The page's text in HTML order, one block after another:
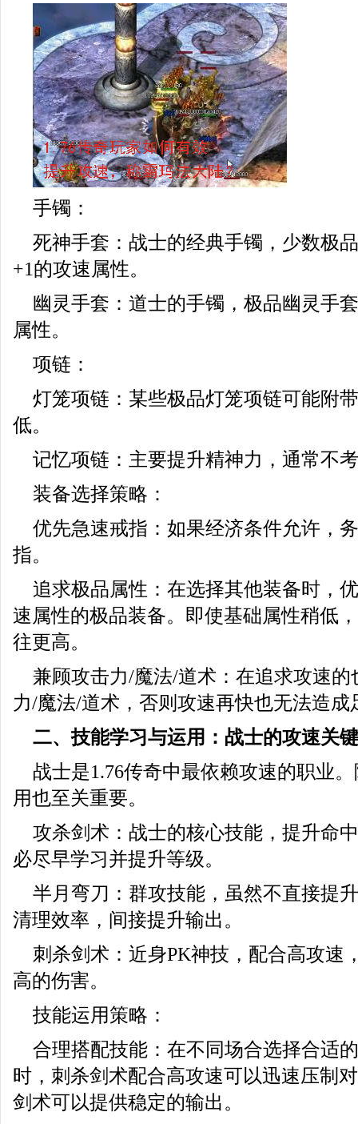
手镯：
死神手套：战士的经典手镯，少数极
+1的攻速属性。
幽灵手套：道士的手镯，极品幽灵手
属性。
项链：
灯笼项链：某些极品灯笼项链可能附
低。
记忆项链：主要提升精神力，通常不
装备选择策略：
优先急速戒指：如果经济条件允许，
指。
追求极品属性：在选择其他装备时，
速属性的极品装备。即使基础属性稍低
往更高。
兼顾攻击力/魔法/道术：在追求攻速
力/魔法/道术，否则攻速再快也无法造成
二、技能学习与运用：战士的攻速关键
战士是1.76传奇中最依赖攻速的职业
用也至关重要。
攻杀剑术：战士的核心技能，提升命
必尽早学习并提升等级。
半月弯刀：群攻技能，虽然不直接提
清理效率，间接提升输出。
刺杀剑术：近身PK神技，配合高攻速
高的伤害。
技能运用策略：
合理搭配技能：在不同场合选择合适
时，刺杀剑术配合高攻速可以迅速压制
剑术可以提供稳定的输出。